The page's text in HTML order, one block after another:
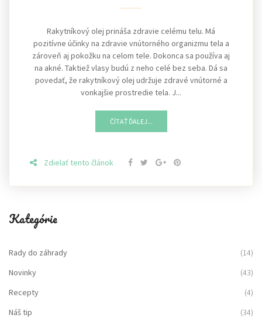
Rakytníkový olej prináša zdravie celému telu. Má
pozitívne účinky na zdravie vnútorného organizmu tela a
zároveň aj pokožku na celom tele. Dokonca sa používa aj
na akné. Taktiež vlasy budú z neho celé bez seba. Dá sa
povedať, že rakytníkový olej udržuje zdravé vnútorné a
vonkajšie prostredie tela. J...
ČÍTAŤ ĎALEJ...
Zdielať tento článok
Kategórie
Rady do záhrady
(14)
Novinky
(43)
Recepty
(4)
Náš tip
(34)